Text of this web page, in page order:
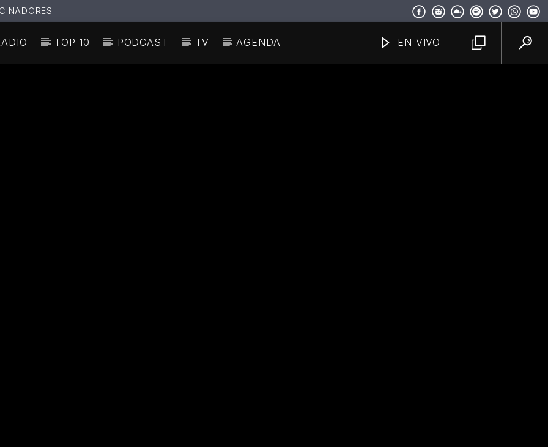
TOP 10 PODCAST TV AGENDA EN VIVO